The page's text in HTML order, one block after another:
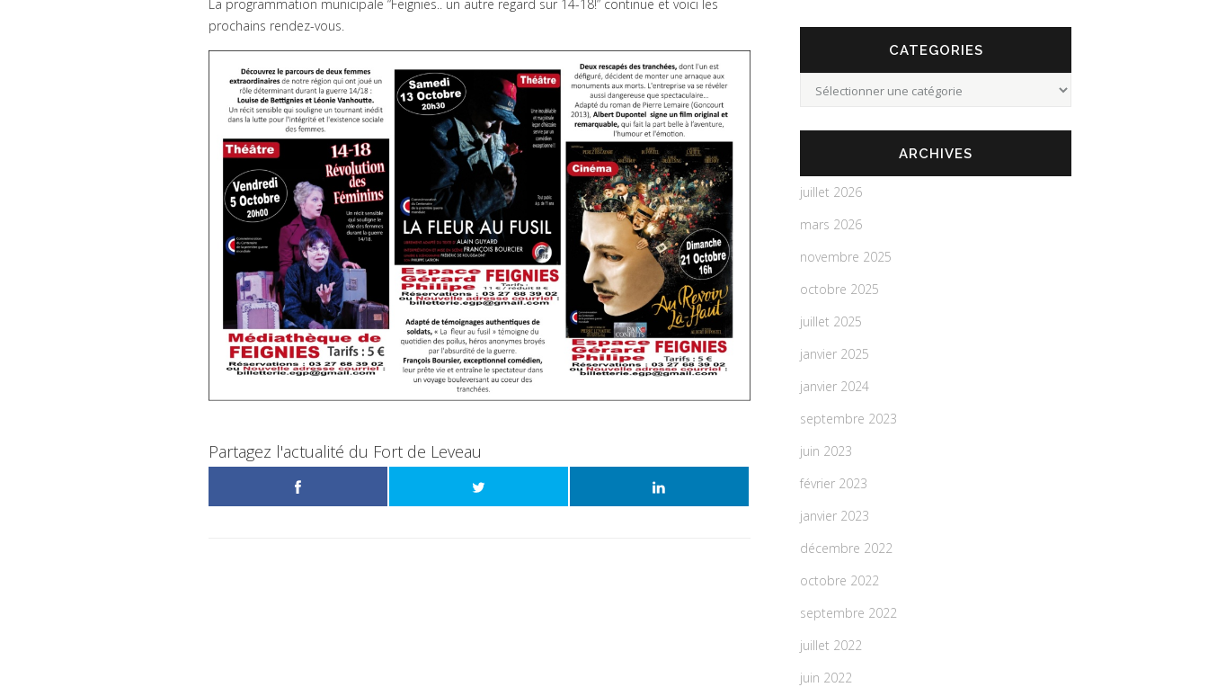
La programmation municipale “Feignies.. un autre regard sur 14-18!” continue et voici les
prochains rendez-vous.
Partagez l'actualité du Fort de Leveau
CATEGORIES
Categories
ARCHIVES
juillet 2026
mars 2026
novembre 2025
octobre 2025
juillet 2025
janvier 2025
janvier 2024
septembre 2023
juin 2023
février 2023
janvier 2023
décembre 2022
octobre 2022
septembre 2022
juillet 2022
juin 2022